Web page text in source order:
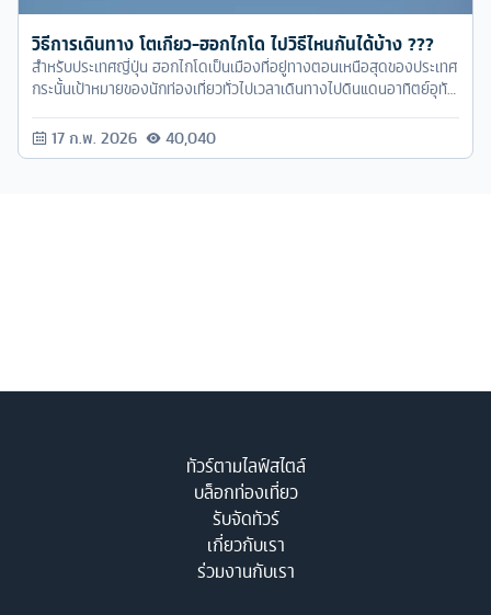
วิธีการเดินทาง โตเกียว-ฮอกไกโด ไปวิธีไหนกันได้บ้าง ???
สำหรับประเทศญี่ปุ่น ฮอกไกโดเป็นเมืองที่อยู่ทางตอนเหนือสุดของประเทศ
กระนั้นเป้าหมายของนักท่องเที่ยวทั่วไปเวลาเดินทางไปดินแดนอาทิตย์อุทัย
17 ก.พ. 2026 40,040
ทัวร์ตามไลฟ์สไตล์
บล็อกท่องเที่ยว
รับจัดทัวร์
เกี่ยวกับเรา
ร่วมงานกับเรา